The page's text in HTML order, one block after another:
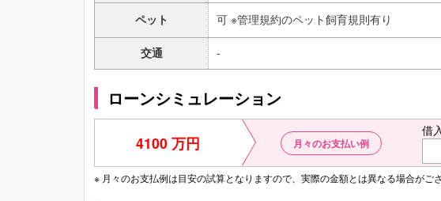
ペット 可 ※管理規約のペット飼育規則有り
交通 -
ローンシミュレーション
4100 万円 月々のお支払い例
借
※ 月々のお支払例は目安の試算となりますので、実際の金額とは異なる場合がご